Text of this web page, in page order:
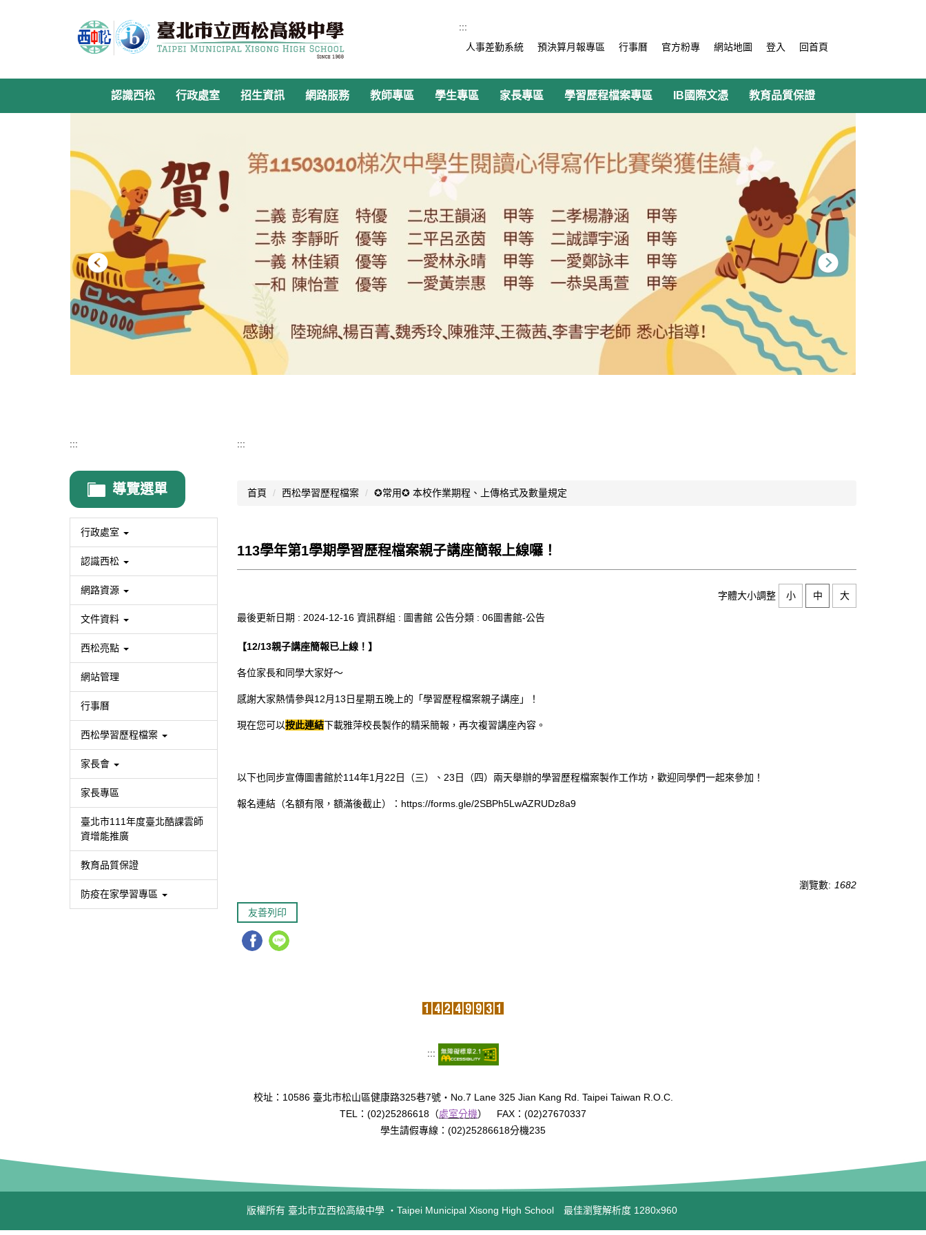
容
:::
人事差勤系統
預決算月報專區 行事曆 官方粉專 網站地圖 登入 回首頁
認識西松 行政處室 招生資訊 網路服務 教師專區 學生專區 家長專區 學習歷程檔案專區 IB國際文憑 教育品質保證
:::
導覽選單
行政處室
認識西松
網路資源
文件資料
西松亮點
網站管理
行事曆
西松學習歷程檔案
家長會
家長專區
臺北市111年度臺北酷課雲師
資增能推廣
教育品質保證
防疫在家學習專區
:::
首頁 西松學習歷程檔案 ✪常用✪ 本校作業期程、上傳格式及數量規定
113學年第1學期學習歷程檔案親子講座簡報上線囉！
字體大小調整 小 中
大
最後更新日期 : 2024-12-16 資訊群組 : 圖書館 公告分類 : 06圖書館-公告
【12/13親子講座簡報已上線！】
各位家長和同學大家好～
感謝大家熱情參與12月13日星期五晚上的「學習歷程檔案親子講座」！
現在您可以按此連結下載雅萍校長製作的精采簡報，再次複習講座內容。
以下也同步宣傳圖書館於114年1月22日（三）、23日（四）兩天舉辦的學習歷程檔案製作工作坊，歡迎同學們一起來參加！
報名連結（名額有限，額滿後截止）： https://forms.gle/2SBPh5LwAZRUDz8a9
瀏覽數: 1682
友善列印
:::
校址：10586 臺北市松山區健康路325巷7號‧No.7 Lane 325 Jian Kang Rd. Taipei Taiwan R.O.C.
TEL：(02)25286618（處室分機） FAX：(02)27670337
學生請假專線：(02)25286618分機235
版權所有 臺北市立西松高級中學 ‧Taipei Municipal Xisong High School 最佳瀏覽解析度 1280x960